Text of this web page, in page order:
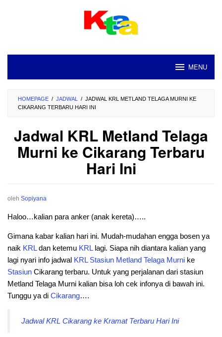
MENU
HOMEPAGE / JADWAL / JADWAL KRL METLAND TELAGA MURNI KE
CIKARANG TERBARU HARI INI
Jadwal KRL Metland Telaga
Murni ke Cikarang Terbaru
Hari Ini
oleh Sopiyana
Haloo…kalian para anker (anak kereta)…..
Gimana kabar kalian hari ini. Mudah-mudahan engga bosen ya
naik KRLdan ketemu KRLlagi. Siapa nih diantara kalian yang
lagi nyari info jadwal KRL Stasiun Metland Telaga Murni ke
Stasiun Cikarang terbaru. Untuk yang perjalanan dari stasiun
Metland Telaga Murni kalian bisa loh cek infonya di bawah ini.
Tunggu ya di Cikarang….
Jadwal KRL Cikarang ke Kramat Terbaru Hari Ini